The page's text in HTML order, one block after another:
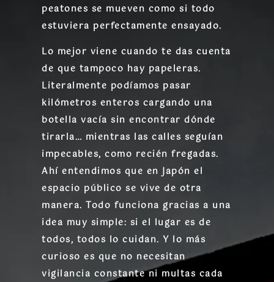
peatones se mueven como si todo
estuviera perfectamente ensayado.
Lo mejor viene cuando te das cuenta
de que tampoco hay papeleras.
Literalmente podíamos pasar
kilómetros enteros cargando una
botella vacía sin encontrar dónde
tirarla… mientras las calles seguían
impecables, como recién fregadas.
Ahí entendimos que en Japón el
espacio público se vive de otra
manera. Todo funciona gracias a una
idea muy simple: si el lugar es de
todos, todos lo cuidan. Y lo más
curioso es que no necesitan
vigilancia constante ni multas cada